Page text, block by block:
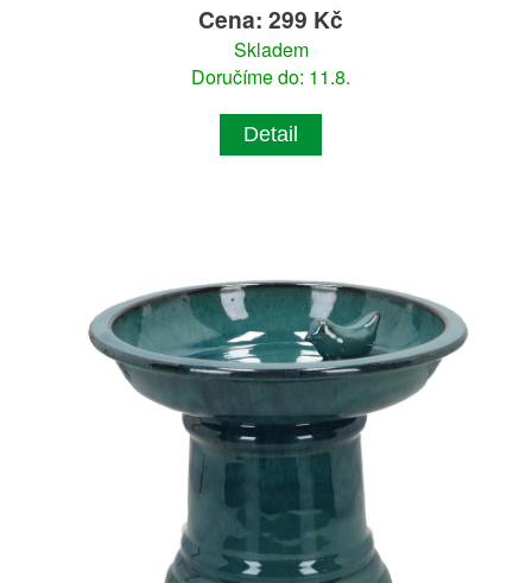
Cena: 299 Kč
Skladem
Doručíme do: 11.8.
Detail